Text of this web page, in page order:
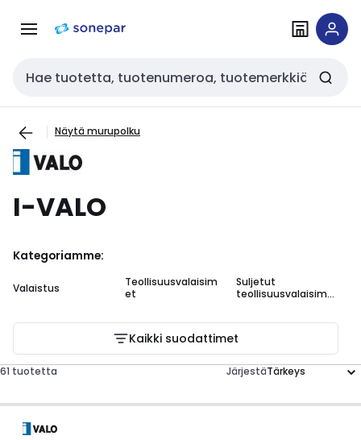
navigointiinsisältöön
Haku
Näytä murupolku
I-VALO
Kategoriamme:
Valaistus
Teollisuusvalaisim
et
Suljetut
teollisuusvalaisime
Kaikki suodattimet
61 tuotetta Järjestä